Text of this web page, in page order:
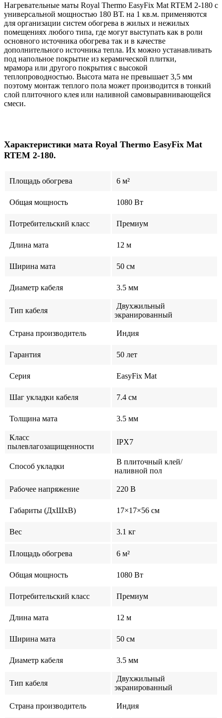
Нагревательные маты Royal Thermo EasyFix Mat RTEM 2-180 с
универсальной мощностью 180 ВТ. на 1 кв.м. применяются
для организации систем обогрева в жилых и нежилых
помещениях любого типа, где могут выступать как в роли
основного источника обогрева так и в качестве
дополнительного источника тепла. Их можно устанавливать
под напольное покрытие из керамической плитки,
мрамора или другого покрытия с высокой
теплопроводностью. Высота мата не превышает 3,5 мм
поэтому монтаж теплого пола может производится в тонкий
слой плиточного клея или наливной самовыравнивающейся
смеси.
Характеристики мата Royal Thermo EasyFix Mat
RTEM 2-180.
Площадь обогрева 6 м²
Общая мощность 1080 Вт
Потребительский класс Премиум
Длина мата 12 м
Ширина мата 50 см
Диаметр кабеля 3.5 мм
Тип кабеля
Двухжильный
экранированный
Страна производитель Индия
Гарантия 50 лет
Серия EasyFix Mat
Шаг укладки кабеля 7.4 см
Толщина мата 3.5 мм
Класс
пылевлагозащищенности
IPX7
Способ укладки
В плиточный клей/
наливной пол
Рабочее напряжение 220 В
Габариты (ДхШхВ) 17×17×56 см
Вес 3.1 кг
Площадь обогрева 6 м²
Общая мощность 1080 Вт
Потребительский класс Премиум
Длина мата 12 м
Ширина мата 50 см
Диаметр кабеля 3.5 мм
Тип кабеля
Двухжильный
экранированный
Страна производитель Индия